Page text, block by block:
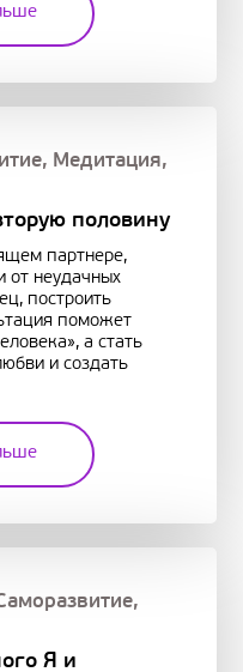
,Медитация,
половину
партнере,
от неудачных
построить
поможет
а стать
и создать
,
Я и